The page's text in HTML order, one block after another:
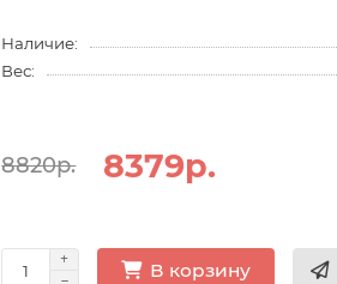
Наличие:
Вес:
8820р. 8379р.
В корзину